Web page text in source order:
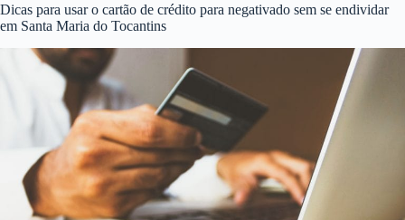
Dicas para usar o cartão de crédito para negativado sem se endividar
em Santa Maria do Tocantins